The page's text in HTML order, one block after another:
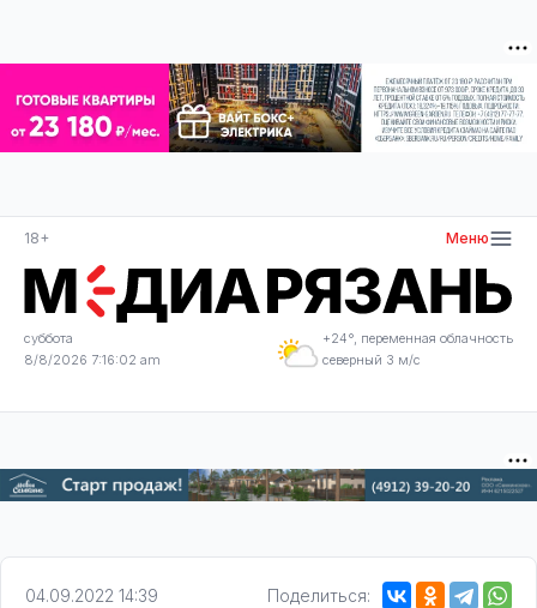
18+ Меню
суббота
8/8/2026 7:16:03 am
+24°, переменная облачность
северный 3 м/с
04.09.2022 14:39 Поделиться: